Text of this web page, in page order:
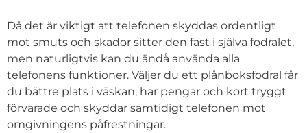
Då det är viktigt att telefonen skyddas ordentligt
mot smuts och skador sitter den fast i själva fodralet,
men naturligtvis kan du ändå använda alla
telefonens funktioner. Väljer du ett plånboksfodral får
du bättre plats i väskan, har pengar och kort tryggt
förvarade och skyddar samtidigt telefonen mot
omgivningens påfrestningar.